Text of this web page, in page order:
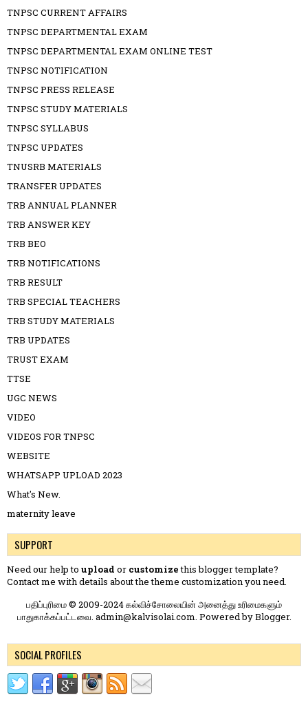
TNPSC CURRENT AFFAIRS
TNPSC DEPARTMENTAL EXAM
TNPSC DEPARTMENTAL EXAM ONLINE TEST
TNPSC NOTIFICATION
TNPSC PRESS RELEASE
TNPSC STUDY MATERIALS
TNPSC SYLLABUS
TNPSC UPDATES
TNUSRB MATERIALS
TRANSFER UPDATES
TRB ANNUAL PLANNER
TRB ANSWER KEY
TRB BEO
TRB NOTIFICATIONS
TRB RESULT
TRB SPECIAL TEACHERS
TRB STUDY MATERIALS
TRB UPDATES
TRUST EXAM
TTSE
UGC NEWS
VIDEO
VIDEOS FOR TNPSC
WEBSITE
WHATSAPP UPLOAD 2023
What's New.
maternity leave
SUPPORT
Need our help to upload or customizethis blogger template?
Contact me with details about the theme customization you need.
பதிப்புரிமை © 2009-2024 கல்விச்சோலையின் அனைத்து உரிமைகளும்
பாதுகாக்கப்பட்டவை. admin@kalvisolai.com. Powered byBlogger.
SOCIAL PROFILES